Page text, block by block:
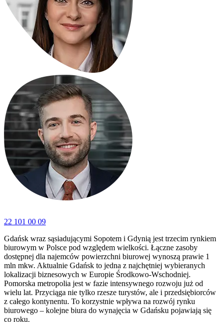
22 101 00 09
Gdańsk wraz sąsiadującymi Sopotem i Gdynią jest trzecim rynkiem
biurowym w Polsce pod względem wielkości. Łączne zasoby
dostępnej dla najemców powierzchni biurowej wynoszą prawie 1
mln mkw. Aktualnie Gdańsk to jedna z najchętniej wybieranych
lokalizacji biznesowych w Europie Środkowo-Wschodniej.
Pomorska metropolia jest w fazie intensywnego rozwoju już od
wielu lat. Przyciąga nie tylko rzesze turystów, ale i przedsiębiorców
z całego kontynentu. To korzystnie wpływa na rozwój rynku
biurowego – kolejne biura do wynajęcia w Gdańsku pojawiają się
co roku.